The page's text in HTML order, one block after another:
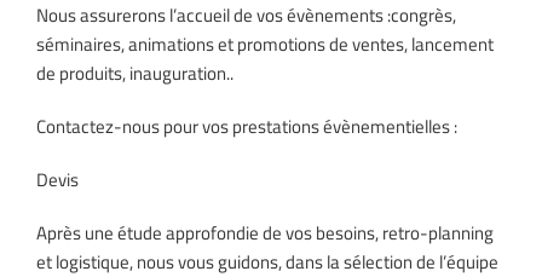
Nous assurerons l’accueil de vos évènements :congrès,
séminaires, animations et promotions de ventes, lancement
de produits, inauguration..
Contactez-nous pour vos prestations évènementielles :
Devis
Après une étude approfondie de vos besoins, retro-planning
et logistique, nous vous guidons, dans la sélection de l’équipe